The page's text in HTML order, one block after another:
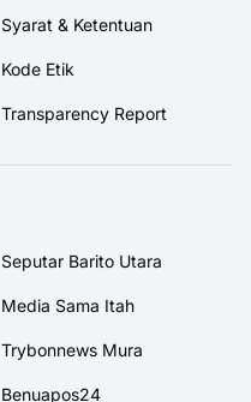
Syarat & Ketentuan
Kode Etik
Transparency Report
Seputar Barito Utara
Media Sama Itah
Trybonnews Mura
Benuapos24